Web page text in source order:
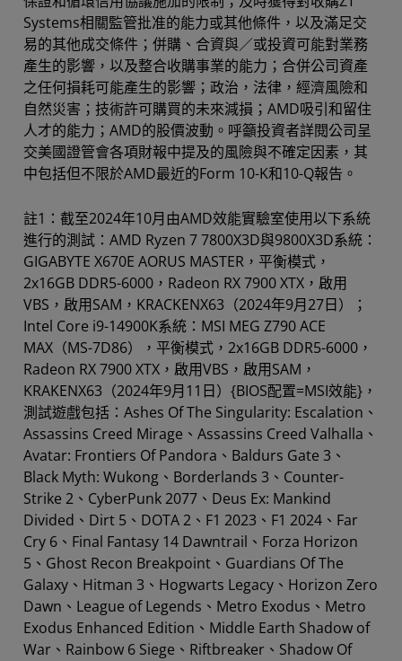
Systems相關監管批准的能力或其他條件，以及滿足交
易的其他成交條件；併購、合資與／或投資可能對業務
產生的影響，以及整合收購事業的能力；合併公司資產
之任何損耗可能產生的影響；政治，法律，經濟風險和
自然災害；技術許可購買的未來減損；AMD吸引和留住
人才的能力；AMD的股價波動。呼籲投資者詳閱公司呈
交美國證管會各項財報中提及的風險與不確定因素，其
中包括但不限於AMD最近的Form 10-K和10-Q報告。
註1：截至2024年10月由AMD效能實驗室使用以下系統
進行的測試：AMD Ryzen 7 7800X3D與9800X3D系統：
GIGABYTE X670E AORUS MASTER，平衡模式，
2x16GB DDR5-6000，Radeon RX 7900 XTX，啟用
VBS，啟用SAM，KRACKENX63（2024年9月27日）；
Intel Core i9-14900K系統：MSI MEG Z790 ACE
MAX（MS-7D86），平衡模式，2x16GB DDR5-6000，
Radeon RX 7900 XTX，啟用VBS，啟用SAM，
KRAKENX63（2024年9月11日）{BIOS配置=MSI效能}，
測試遊戲包括：Ashes Of The Singularity: Escalation、
Assassins Creed Mirage、Assassins Creed Valhalla、
Avatar: Frontiers Of Pandora、Baldurs Gate 3、
Black Myth: Wukong、Borderlands 3、Counter-
Strike 2、CyberPunk 2077、Deus Ex: Mankind
Divided、Dirt 5、DOTA 2、F1 2023、F1 2024、Far
Cry 6、Final Fantasy 14 Dawntrail、Forza Horizon
5、Ghost Recon Breakpoint、Guardians Of The
Galaxy、Hitman 3、Hogwarts Legacy、Horizon Zero
Dawn、League of Legends、Metro Exodus、Metro
Exodus Enhanced Edition、Middle Earth Shadow of
War、Rainbow 6 Siege、Riftbreaker、Shadow Of